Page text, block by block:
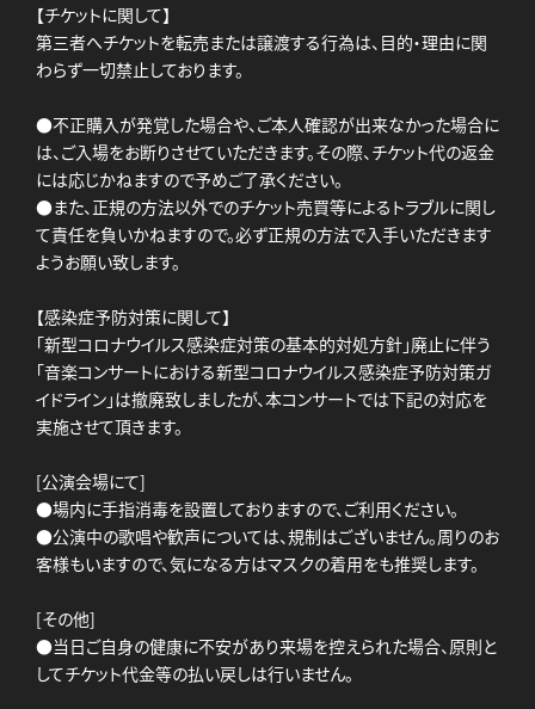
【チケットに関して】
第三者へチケットを転売または譲渡する行為は、目的・理由に関
わらず一切禁止しております。
●不正購入が発覚した場合や、ご本人確認が出来なかった場合に
は、ご入場をお断りさせていただきます。その際、チケット代の返金
には応じかねますので予めご了承ください。
●また、正規の方法以外でのチケット売買等によるトラブルに関し
て責任を負いかねますので。必ず正規の方法で入手いただきます
ようお願い致します。
【感染症予防対策に関して】
「新型コロナウイルス感染症対策の基本的対処方針」廃止に伴う
「音楽コンサートにおける新型コロナウイルス感染症予防対策ガ
イドライン」は撤廃致しましたが、本コンサートでは下記の対応を
実施させて頂きます。
[公演会場にて]
●場内に手指消毒を設置しておりますので、ご利用ください。
●公演中の歌唱や歓声については、規制はございません。周りのお
客様もいますので、気になる方はマスクの着用をも推奨します。
[その他]
●当日ご自身の健康に不安があり来場を控えられた場合、原則と
してチケット代金等の払い戻しは行いません。